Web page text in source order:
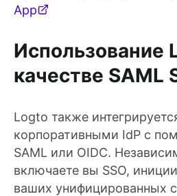
App
Использование
качестве SAML
Logto также
корпоративными IdP с
SAML или OIDC.
включаете вы SSO,
ваших унифицированных